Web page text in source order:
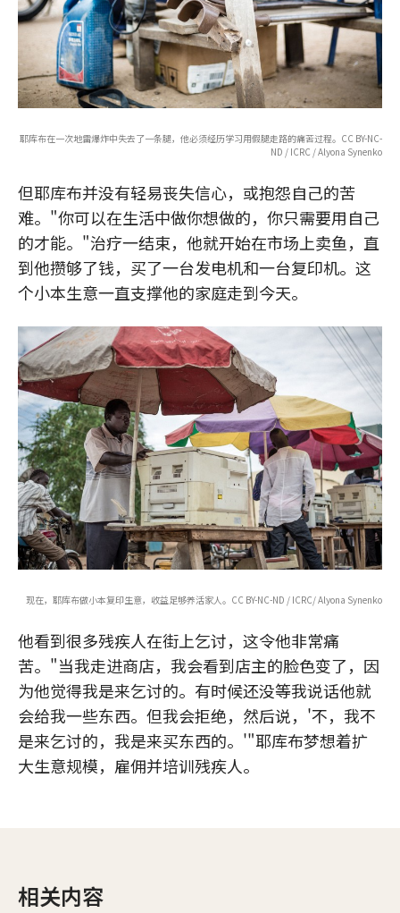
耶库布在一次地雷爆炸中失去了一条腿，他必须经历学习用假腿走路的痛苦过程。CC BY-NC-
ND / ICRC / Alyona Synenko
但耶库布并没有轻易丧失信心，或抱怨自己的苦
难。"你可以在生活中做你想做的，你只需要用自己
的才能。"治疗一结束，他就开始在市场上卖鱼，直
到他攒够了钱，买了一台发电机和一台复印机。这
个小本生意一直支撑他的家庭走到今天。
现在，耶库布做小本复印生意，收益足够养活家人。CC BY-NC-ND / ICRC/ Alyona Synenko
他看到很多残疾人在街上乞讨，这令他非常痛
苦。"当我走进商店，我会看到店主的脸色变了，因
为他觉得我是来乞讨的。有时候还没等我说话他就
会给我一些东西。但我会拒绝，然后说，'不，我不
是来乞讨的，我是来买东西的。'"耶库布梦想着扩
大生意规模，雇佣并培训残疾人。
相关内容